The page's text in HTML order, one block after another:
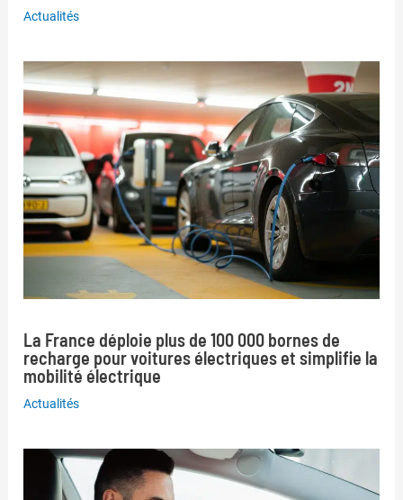
Actualités
La France déploie plus de 100 000 bornes de
recharge pour voitures électriques et simplifie la
mobilité électrique
Actualités